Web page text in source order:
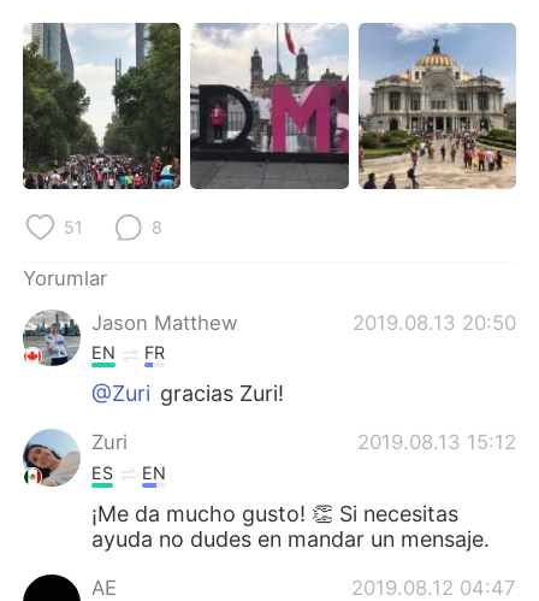
English 简体中文
繁體中文 Español
العربية Français
Deutsch
한국어
ไทย Indonesia
Italiano Tiếng Việt
Português
51 8
Yorumlar
Jason Matthew
2019.08.13 20:50
EN FR
@Zuri gracias Zuri!
Zuri 2019.08.13 15:12
ES EN
¡Me da mucho gusto! 👏 Si necesitas
ayuda no dudes en mandar un mensaje.
AE 2019.08.12 04:47